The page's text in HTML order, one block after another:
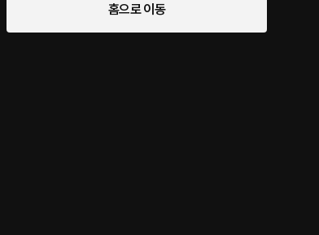
홈으로 이동